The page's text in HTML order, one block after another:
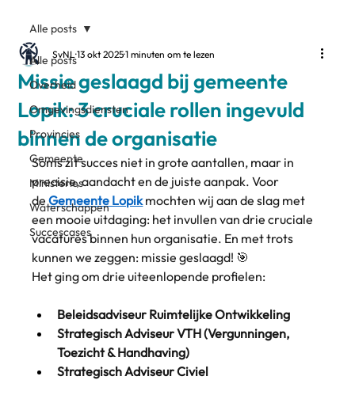
Alle posts
Overheid
Omgevingsdiensten
Provincies
Gemeente
Ministeries
Waterschappen
Succescases
Alle posts
Missie geslaagd bij gemeente
Lopik: 3 cruciale rollen ingevuld
binnen de organisatie
SvNL13 okt 20251 minuten om te lezen
Soms zit succes niet in grote aantallen, maar in
precisie, aandacht en de juiste aanpak. Voor
de Gemeente Lopikmochten wij aan de slag met
een mooie uitdaging: het invullen van drie cruciale
vacatures binnen hun organisatie. En met trots
kunnen we zeggen: missie geslaagd! 🎯
Het ging om drie uiteenlopende profielen:
Beleidsadviseur Ruimtelijke Ontwikkeling
Strategisch Adviseur VTH (Vergunningen,
Toezicht & Handhaving)
Strategisch Adviseur Civiel